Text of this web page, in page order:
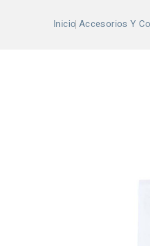
Inicio Accesorios Y